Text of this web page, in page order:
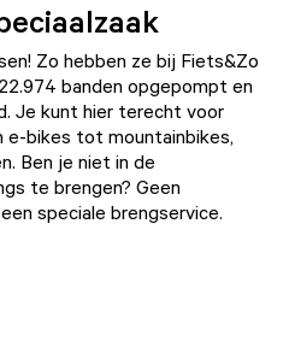
Zo hebben ze bij Fiets&Zo
banden opgepompt en
Je kunt hier terecht voor
e-bikes tot mountainbikes,
Ben je niet in de
te brengen? Geen
speciale brengservice.